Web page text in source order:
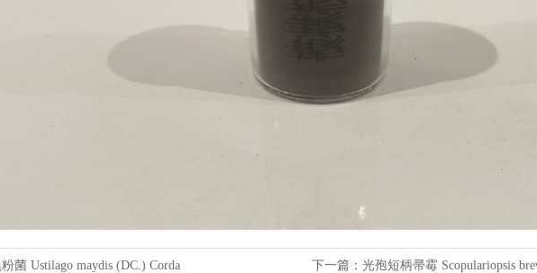
菌 Ustilago maydis (DC.) Corda 下一篇： 光孢短柄帚霉 Scopulariopsis